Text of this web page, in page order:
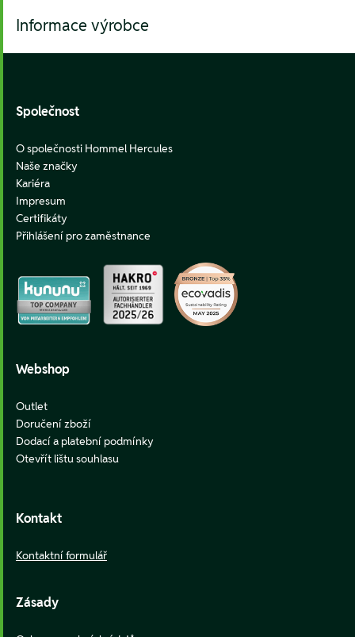
Informace výrobce
Společnost
O společnosti Hommel Hercules
Naše značky
Kariéra
Impresum
Certifikáty
Přihlášení pro zaměstnance
Webshop
Outlet
Doručení zboží
Dodací a platební podmínky
Otevřít lištu souhlasu
Kontakt
Kontaktní formulář
Zásady